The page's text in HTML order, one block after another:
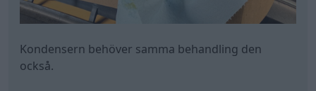
Kondensern behöver samma behandling den
också.